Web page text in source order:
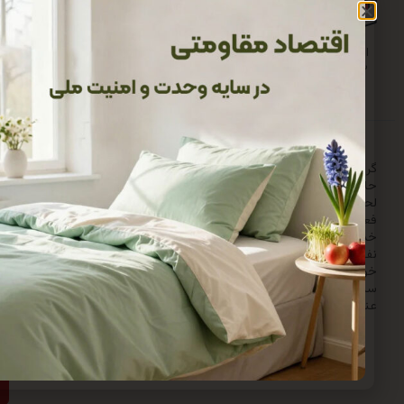
پشتیبانی پرداخت ۷ روز
ضمانت
بازگشت
ضمانت کیفیت و
فروشگاه اینترنتی حیدر خواب
گروه تولیدی حیدرخواب ترنج در سال ۱۳۷۹ با خرید یک دستگاه
حلاجی و با مشارکت و فعالیت ۲ نفر با هدف تولید انواع تشک و
فعالیت خود را آغاز کرد، با تلاش مستمر و پشتکار فراوان
های کالای خواب حیدردر طول سالها ادامه یافت با عنایت
خداوند متعال و حمایت مشتریان توانستیم پرسنل کاری خود را به ۵۰
دهیم.با وجود گذشت مدت زمان کوتاهی از آغاز فعالیت
با جذب نیروهای متخصص در زمینه دوخت
و ارتقاء کیفیت محصولات تولیدی با اصالت ایرانی به
برتر تولید لحاف و تشک سنتی در ایران شناخته شود.
باخبر
شدن
از
تخفیف‌ها
شماره
خود
را
وارد
کنید:
ارسال